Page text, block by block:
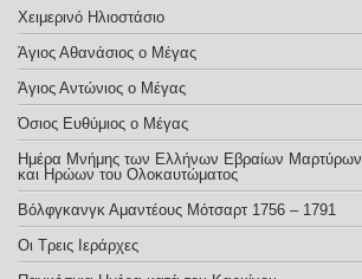
Χειμερινό Ηλιοστάσιο
Άγιος Αθανάσιος ο Μέγας
Άγιος Αντώνιος ο Μέγας
Όσιος Ευθύμιος ο Μέγας
Ημέρα Μνήμης των Ελλήνων Εβραίων Μαρτύρων
και Ηρώων του Ολοκαυτώματος
Βόλφγκανγκ Αμαντέους Μότσαρτ 1756 – 1791
Οι Τρεις Ιεράρχες